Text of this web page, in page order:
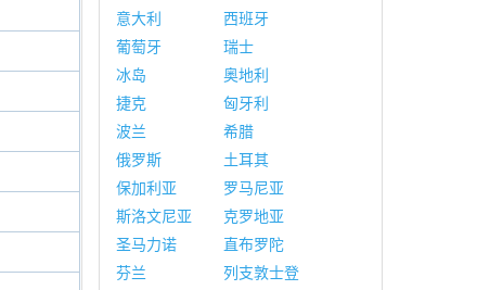
意大利
西班牙
葡萄牙
瑞士
冰岛
奥地利
捷克
匈牙利
波兰
希腊
俄罗斯
土耳其
保加利亚
罗马尼亚
斯洛文尼亚
克罗地亚
圣马力诺
直布罗陀
芬兰
列支敦士登